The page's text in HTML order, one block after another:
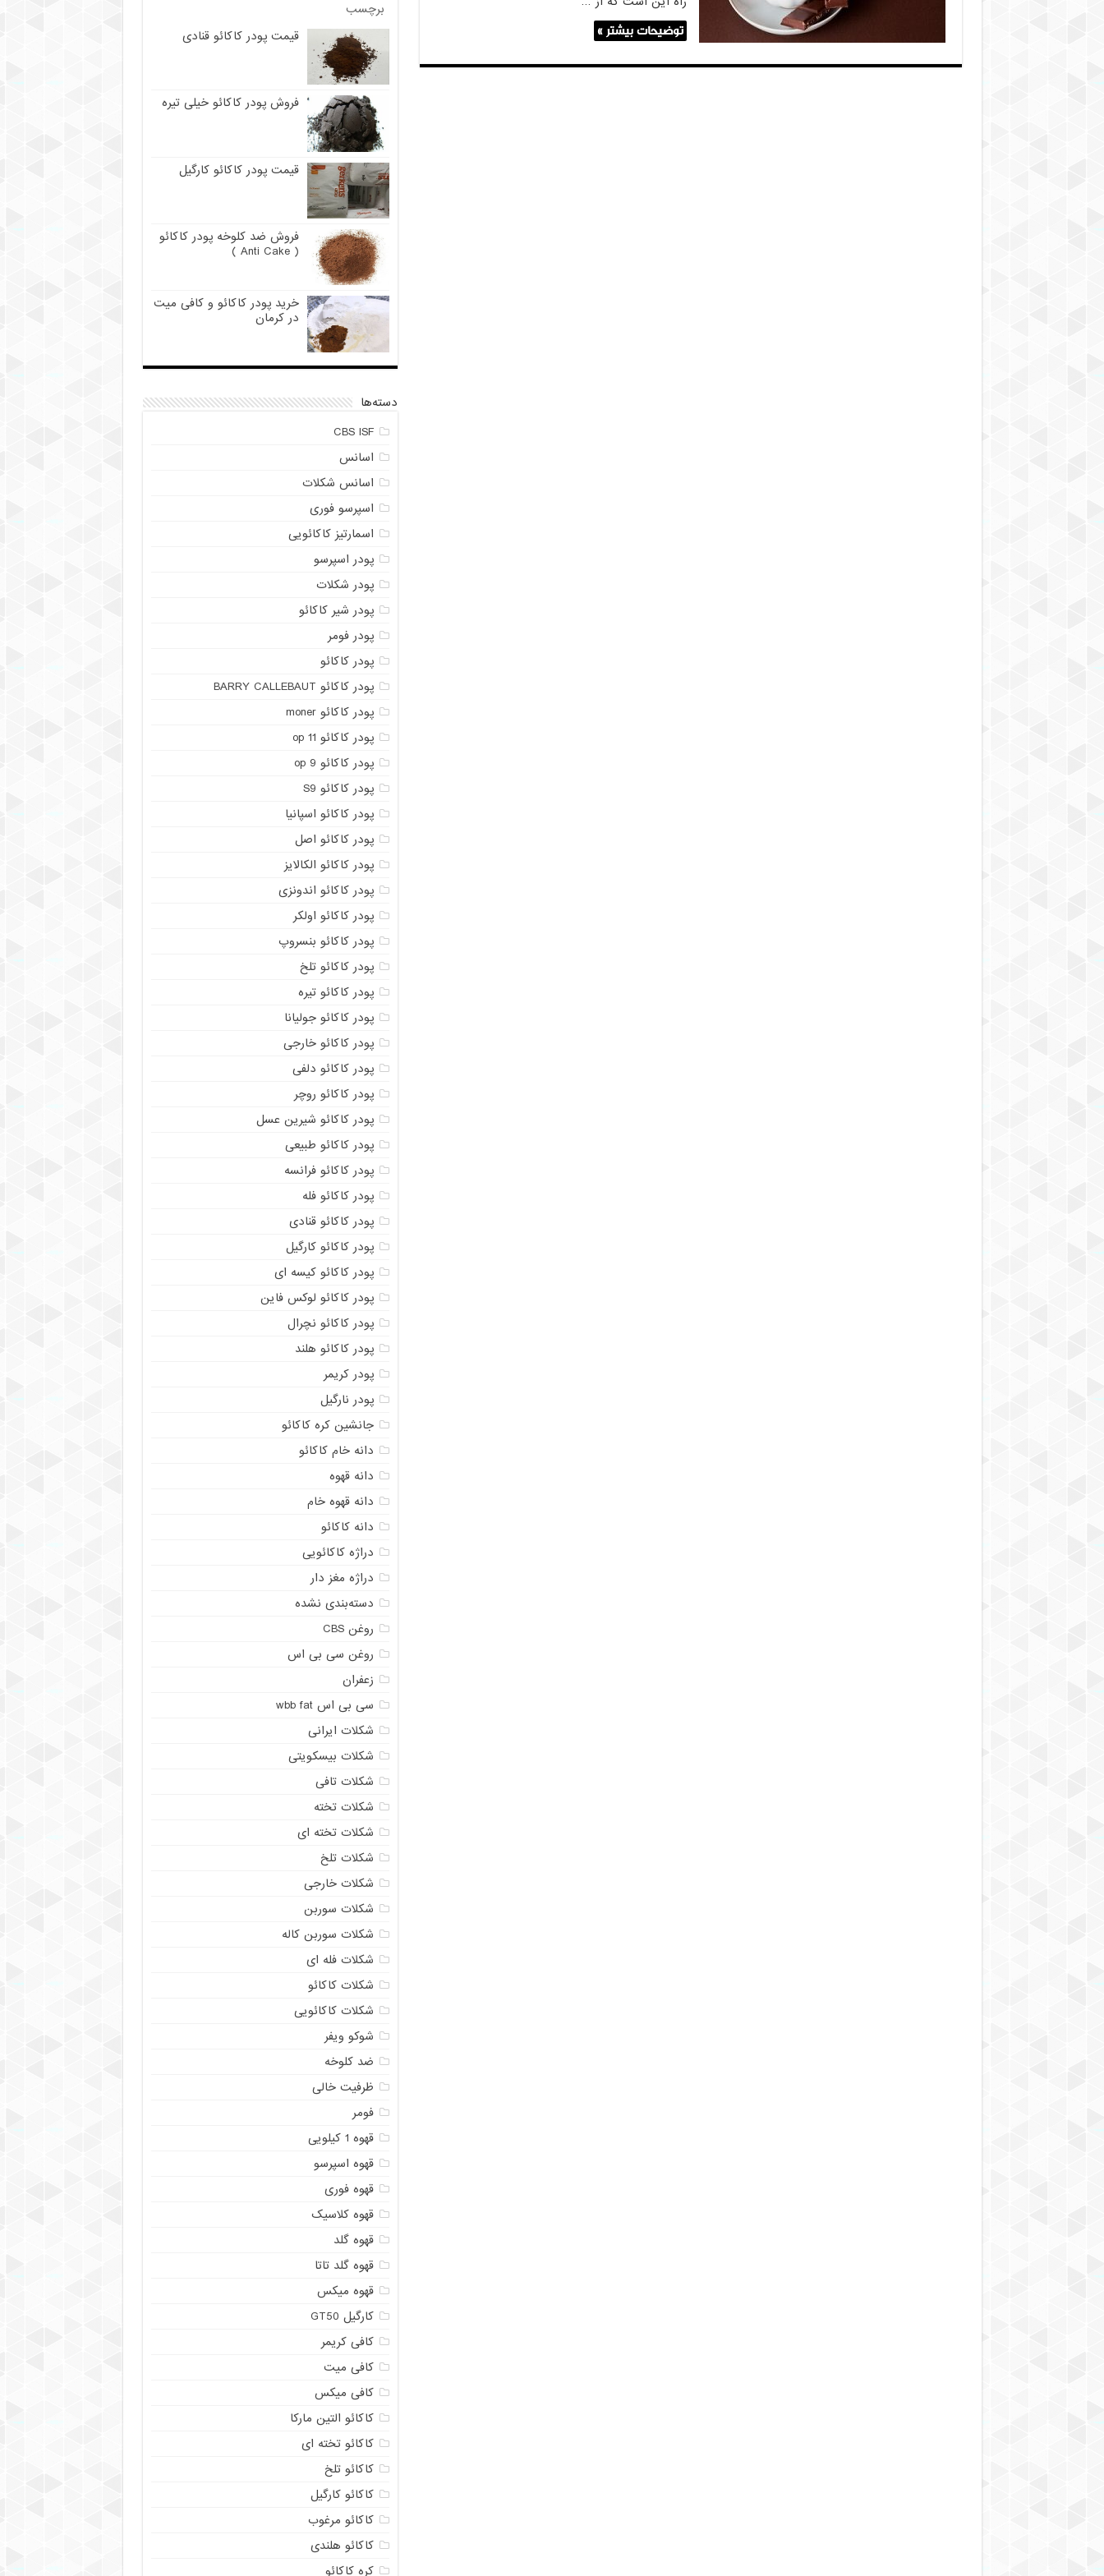
توضیحات بیشتر »
برچسب
قیمت پودر کاکائو قنادی
فروش پودر کاکائو خیلی تیره
قیمت پودر کاکائو کارگیل
فروش ضد کلوخه پودر کاکائو
( Anti Cake )
خرید پودر کاکائو و کافی میت
در کرمان
دسته‌ها
CBS ISF
اسانس
اسانس شکلات
اسپرسو فوری
اسمارتیز کاکائویی
پودر اسپرسو
پودر شکلات
پودر شیر کاکائو
پودر فومر
پودر کاکائو
پودر کاکائو BARRY CALLEBAUT
پودر کاکائو moner
پودر کاکائو op 11
پودر کاکائو op 9
پودر کاکائو S9
پودر کاکائو اسپانیا
پودر کاکائو اصل
پودر کاکائو الکالایز
پودر کاکائو اندونزی
پودر کاکائو اولکر
پودر کاکائو بنسروپ
پودر کاکائو تلخ
پودر کاکائو تیره
پودر کاکائو جولیانا
پودر کاکائو خارجی
پودر کاکائو دلفی
پودر کاکائو روچر
پودر کاکائو شیرین عسل
پودر کاکائو طبیعی
پودر کاکائو فرانسه
پودر کاکائو فله
پودر کاکائو قنادی
پودر کاکائو کارگیل
پودر کاکائو کیسه ای
پودر کاکائو لوکس فاین
پودر کاکائو نچرال
پودر کاکائو هلند
پودر کریمر
پودر نارگیل
جانشین کره کاکائو
دانه خام کاکائو
دانه قهوه
دانه قهوه خام
دانه کاکائو
دراژه کاکائویی
دراژه مغز دار
دسته‌بندی نشده
روغن CBS
روغن سی بی اس
زعفران
سی بی اس wbb fat
شکلات ایرانی
شکلات بیسکویتی
شکلات تافی
شکلات تخته
شکلات تخته ای
شکلات تلخ
شکلات خارجی
شکلات سوربن
شکلات سوربن کاله
شکلات فله ای
شکلات کاکائو
شکلات کاکائویی
شوکو ویفر
ضد کلوخه
ظرفیت خالی
فومر
قهوه 1 کیلویی
قهوه اسپرسو
قهوه فوری
قهوه کلاسیک
قهوه گلد
قهوه گلد تاتا
قهوه میکس
کارگیل GT50
کافی کریمر
کافی میت
کافی میکس
کاکائو التین مارکا
کاکائو تخته ای
کاکائو تلخ
کاکائو کارگیل
کاکائو مرغوب
کاکائو هلندی
کره کاکائو